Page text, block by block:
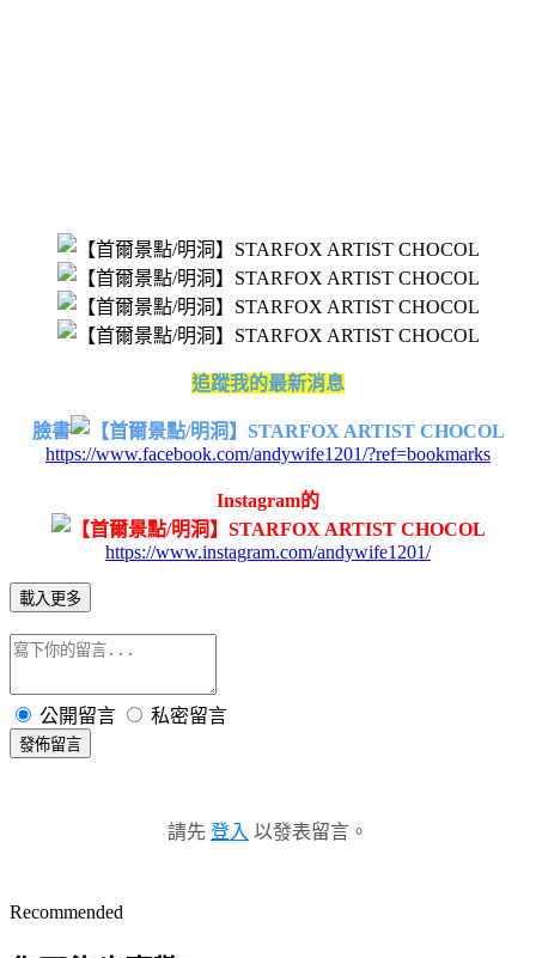
追蹤我的最新消息
臉書
https://www.facebook.com/andywife1201/?ref=bookmarks
Instagram的
https://www.instagram.com/andywife1201/
載入更多
公開留言 私密留言
發佈留言
請先 登入 以發表留言。
Recommended